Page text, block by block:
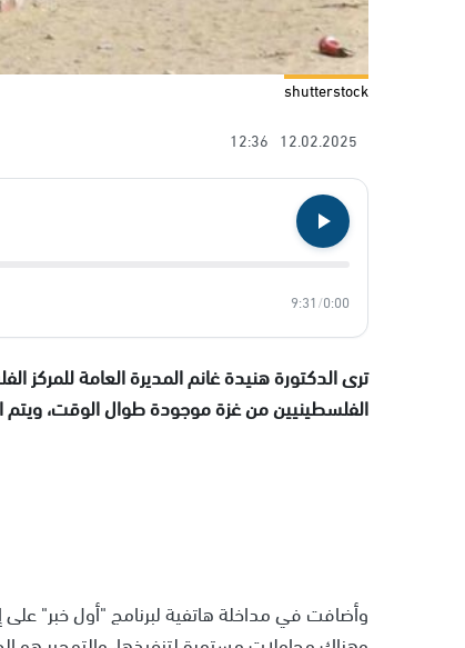
shutterstock
12.02.2025
12:36
0:00
/
9:31
ترى الدكتورة هنيدة غانم المديرة العامة للمركز
الفلسطينيين من غزة موجودة طوال الوقت، ويتم